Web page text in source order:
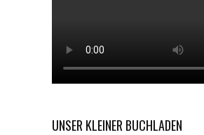
UNSER KLEINER BUCHLADEN